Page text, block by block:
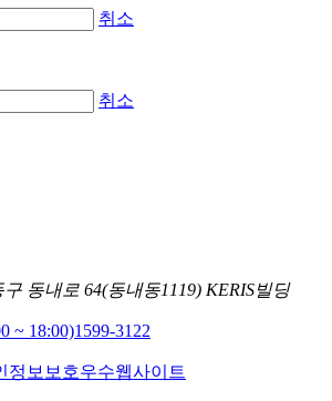
취소
취소
동내로 64(동내동1119) KERIS빌딩
~ 18:00)1599-3122